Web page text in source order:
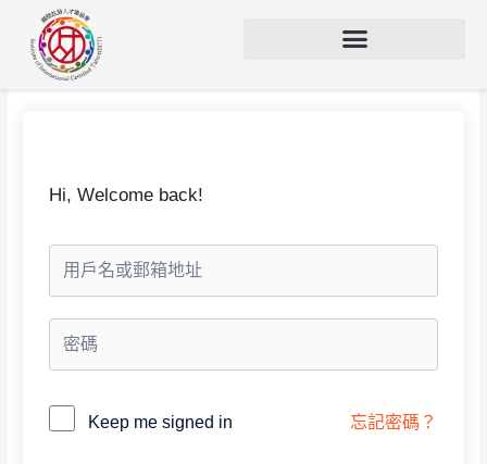
Hi, Welcome back!
Alternative:Keep me signed in 忘記密碼？